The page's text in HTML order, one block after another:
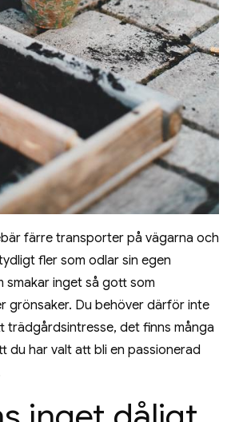
färre transporter på vägarna och
fler som odlar sin egen
smakar inget så gott som
grönsaker. Du behöver därför inte
trädgårdsintresse, det finns många
du har valt att bli en passionerad